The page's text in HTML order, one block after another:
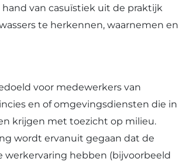
hand van casuïstiek uit de praktijk
te herkennen, waarnemen en
voor medewerkers van
en of omgevingsdiensten die in
krijgen met toezicht op milieu.
wordt ervanuit gegaan dat de
werkervaring hebben (bijvoorbeeld